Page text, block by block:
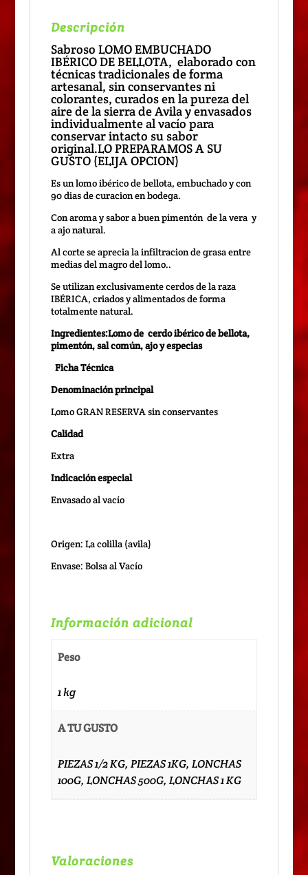
Descripción
Sabroso LOMO EMBUCHADO
IBÉRICO DE BELLOTA, elaborado con
técnicas tradicionales de forma
artesanal, sin conservantes ni
colorantes, curados en la pureza del
aire de la sierra de Avila y envasados
individualmente al vacío para
conservar intacto su sabor
original.LO PREPARAMOS A SU
GUSTO (ELIJA OPCION)
Es un lomo ibérico de bellota, embuchado y con
90 dias de curacion en bodega.
Con aroma y sabor a buen pimentón de la vera y
a ajo natural.
Al corte se aprecia la infiltracion de grasa entre
medias del magro del lomo..
Se utilizan exclusivamente cerdos de la raza
IBÉRICA, criados y alimentados de forma
totalmente natural.
Ingredientes:Lomo de cerdo ibérico de bellota,
pimentón, sal común, ajo y especias
Ficha Técnica
Denominación principal
Lomo GRAN RESERVA sin conservantes
Calidad
Extra
Indicación especial
Envasado al vacío
Origen: La colilla (avila)
Envase: Bolsa al Vacío
Información adicional
Peso
1 kg
A TU GUSTO
PIEZAS 1/2 KG, PIEZAS 1KG, LONCHAS
100G, LONCHAS 500G, LONCHAS 1 KG
Valoraciones